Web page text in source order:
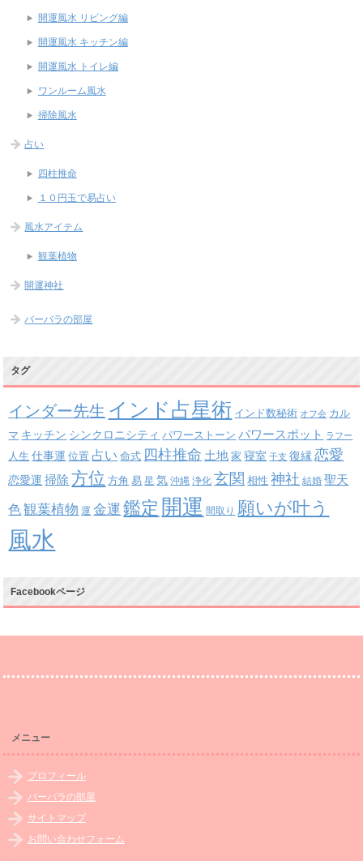
開運風水 リビング編
開運風水 キッチン編
開運風水 トイレ編
ワンルーム風水
掃除風水
占い
四柱推命
１０円玉で易占い
風水アイテム
観葉植物
開運神社
バーバラの部屋
タグ
インダー先生 インド占星術 インド数秘術 オフ会 カル
マ キッチン シンクロニシティ パワーストーン パワースポット ラフー
人生 仕事運 位置 占い 命式 四柱推命 土地 家 寝室 干支 復縁 恋愛
恋愛運 掃除 方位 方角 易 星 気 沖縄 浄化 玄関 相性 神社 結婚 聖天
色 観葉植物 運 金運 鑑定 開運 間取り 願いが叶う
風水
Facebookページ
メニュー
プロフィール
バーバラの部屋
サイトマップ
お問い合わせフォーム